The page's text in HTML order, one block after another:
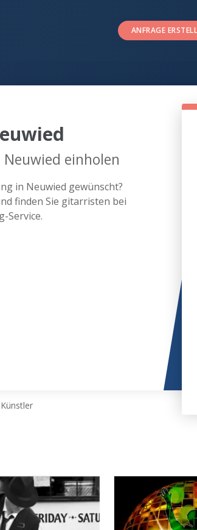
ANFRAGE
einholen
in Neuwied gewünscht?
finden Sie gitarristen bei
Service.